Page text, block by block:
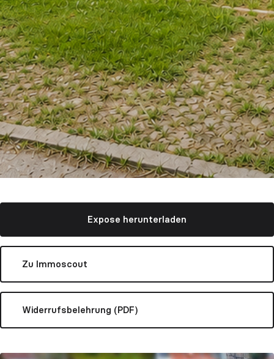
Expose herunterladen
Zu Immoscout
Widerrufsbelehrung (PDF)